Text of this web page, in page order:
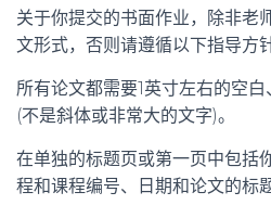
关于你提交的书面作业，除非老
文形式，否则请遵循以下指导方针
所有论文都需要1英寸左右的空
(不是斜体或非常大的文字)。
在单独的标题页或第一页中包括
程和课程编号、日期和论文的标题